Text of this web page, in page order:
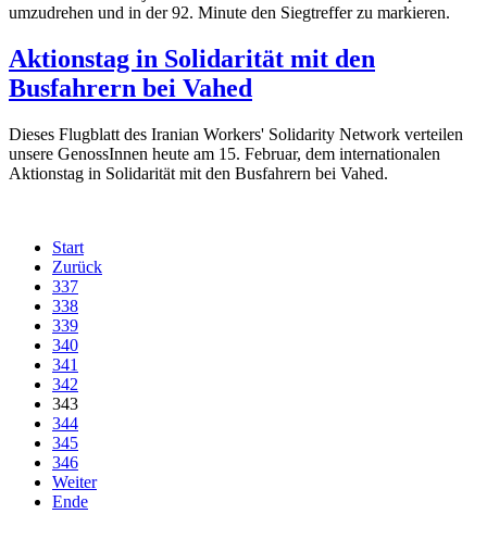
umzudrehen und in der 92. Minute den Siegtreffer zu markieren.
Aktionstag in Solidarität mit den
Busfahrern bei Vahed
Dieses Flugblatt des Iranian Workers' Solidarity Network verteilen
unsere GenossInnen heute am 15. Februar, dem internationalen
Aktionstag in Solidarität mit den Busfahrern bei Vahed.
Start
Zurück
337
338
339
340
341
342
343
344
345
346
Weiter
Ende